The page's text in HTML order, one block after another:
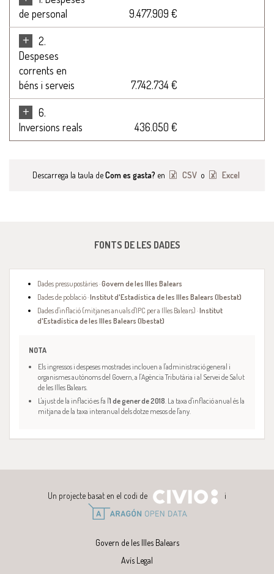
de personal
9.477.909 €
+
2.
Despeses
corrents en
béns i serveis
7.742.734 €
+
6.
Inversions reals
436.050 €
Descarrega la taula deCom es gasta? en CSV o Excel
FONTS DE LES DADES
Dades pressupostàries ·Govern de les Illes Balears
Dades de població ·Institut d'Estadística de les Illes Balears (Ibestat)
Dades d'inflació (mitjanes anuals d'IPC per a Illes Balears) ·Institut
d'Estadística de les Illes Balears (Ibestat)
NOTA
Els ingressos i despeses mostrades inclouen a l'administració general i
organismes autònoms del Govern, a l'Agència Tributària i al Servei de Salut
de les Illes Balears.
L'ajust de la inflació es fa l'1 de gener de 2018. La taxa d'inflació anual és la
mitjana de la taxa interanual dels dotze mesos de l'any.
Un projecte basat en el codi de i
Govern de les Illes Balears
Avís Legal